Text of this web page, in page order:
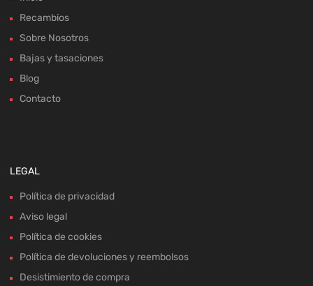
Recambios
Sobre Nosotros
Bajas y tasaciones
Blog
Contacto
LEGAL
Política de privacidad
Aviso legal
Política de cookies
Política de devoluciones y reembolsos
Desistimiento de compra